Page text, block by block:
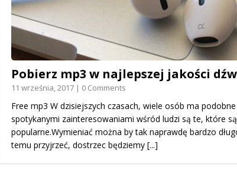
Pobierz mp3 w najlepszej jakości
11 września, 2017 | 0 Comments
Free mp3 W dzisiejszych czasach, wiele osób ma
spotykanymi zainteresowaniami wśród ludzi są te, które
popularne.Wymieniać można by tak naprawdę bardzo
temu przyjrzeć, dostrzec będziemy [...]